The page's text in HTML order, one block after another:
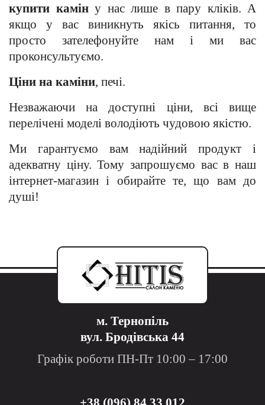
купити камін у нас лише в пару кліків. А
якщо у вас виникнуть якісь питання, то
просто зателефонуйте нам і ми вас
проконсультуємо.
Ціни на каміни, печі.
Незважаючи на доступні ціни, всі вище
перелічені моделі володіють чудовою якістю.
Ми гарантуємо вам надійний продукт і
адекватну ціну. Тому запрошуємо вас в наш
інтернет-магазин і обирайте те, що вам до
душі!
м. Тернопіль
вул. Бродівська 44
Графік роботи ПН-Пт 10:00 – 17:00